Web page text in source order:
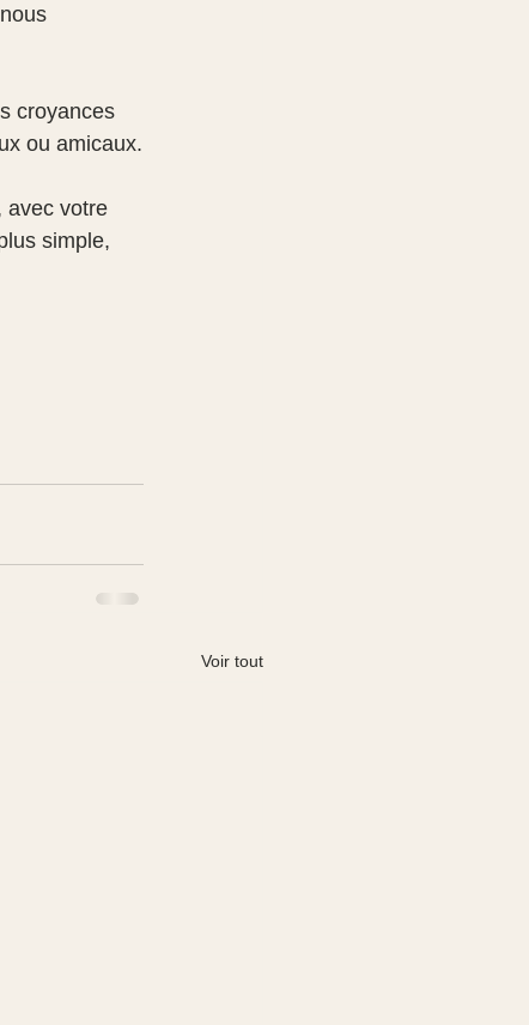
croyances
ou amicaux.
avec votre
simple,
Voir tout